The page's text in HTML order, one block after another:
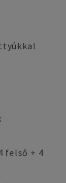
felső + 4